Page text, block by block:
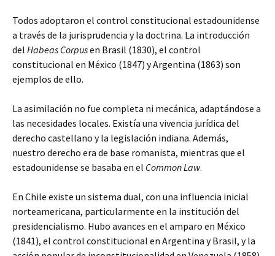
Todos adoptaron el control constitucional estadounidense
a través de la jurisprudencia y la doctrina. La introducción
del Habeas Corpusen Brasil (1830), el control
constitucional en México (1847) y Argentina (1863) son
ejemplos de ello.
La asimilación no fue completa ni mecánica, adaptándose a
las necesidades locales. Existía una vivencia jurídica del
derecho castellano y la legislación indiana. Además,
nuestro derecho era de base romanista, mientras que el
estadounidense se basaba en el Common Law.
En Chile existe un sistema dual, con una influencia inicial
norteamericana, particularmente en la institución del
presidencialismo. Hubo avances en el amparo en México
(1841), el control constitucional en Argentina y Brasil, y la